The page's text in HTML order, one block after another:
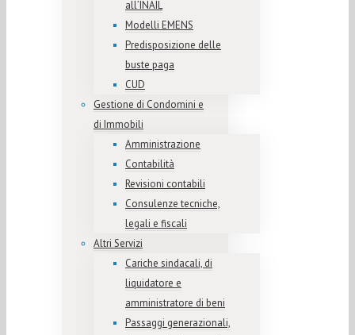
all’INAIL
Modelli EMENS
Predisposizione delle
buste paga
CUD
Gestione di Condomini e
di Immobili
Amministrazione
Contabilità
Revisioni contabili
Consulenze tecniche,
legali e fiscali
Altri Servizi
Cariche sindacali, di
liquidatore e
amministratore di beni
Passaggi generazionali,